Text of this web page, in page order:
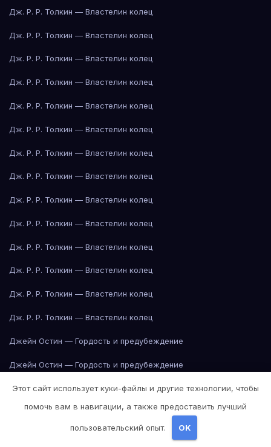
Дж. Р. Р. Толкин — Властелин колец
Дж. Р. Р. Толкин — Властелин колец
Дж. Р. Р. Толкин — Властелин колец
Дж. Р. Р. Толкин — Властелин колец
Дж. Р. Р. Толкин — Властелин колец
Дж. Р. Р. Толкин — Властелин колец
Дж. Р. Р. Толкин — Властелин колец
Дж. Р. Р. Толкин — Властелин колец
Дж. Р. Р. Толкин — Властелин колец
Дж. Р. Р. Толкин — Властелин колец
Дж. Р. Р. Толкин — Властелин колец
Дж. Р. Р. Толкин — Властелин колец
Дж. Р. Р. Толкин — Властелин колец
Дж. Р. Р. Толкин — Властелин колец
Джейн Остин — Гордость и предубеждение
Джейн Остин — Гордость и предубеждение
Джейн Остин — Гордость и предубеждение
Джейн Остин — Гордость и предубеждение
Этот сайт использует куки-файлы и другие технологии, чтобы
помочь вам в навигации, а также предоставить лучший
пользовательский опыт. OK